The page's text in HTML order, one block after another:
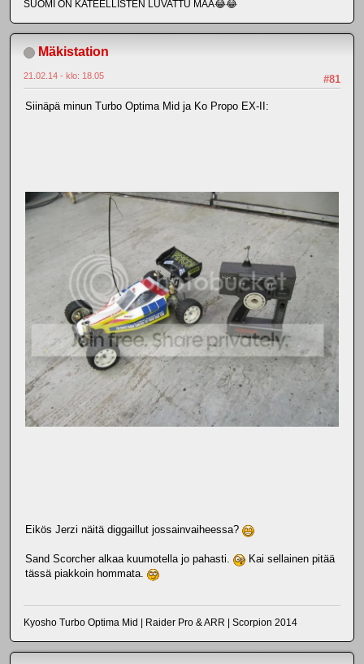
SUOMI ON KATEELLISTEN LUVATTU MAA😂😂
Mäkistation
#81
21.02.14 - klo: 18.05
Siinäpä minun Turbo Optima Mid ja Ko Propo EX-II:
Eikös Jerzi näitä diggaillut jossainvaiheessa?
Sand Scorcher alkaa kuumotella jo pahasti.
Kai sellainen pitää
tässä piakkoin hommata.
Kyosho Turbo Optima Mid | Raider Pro & ARR | Scorpion 2014